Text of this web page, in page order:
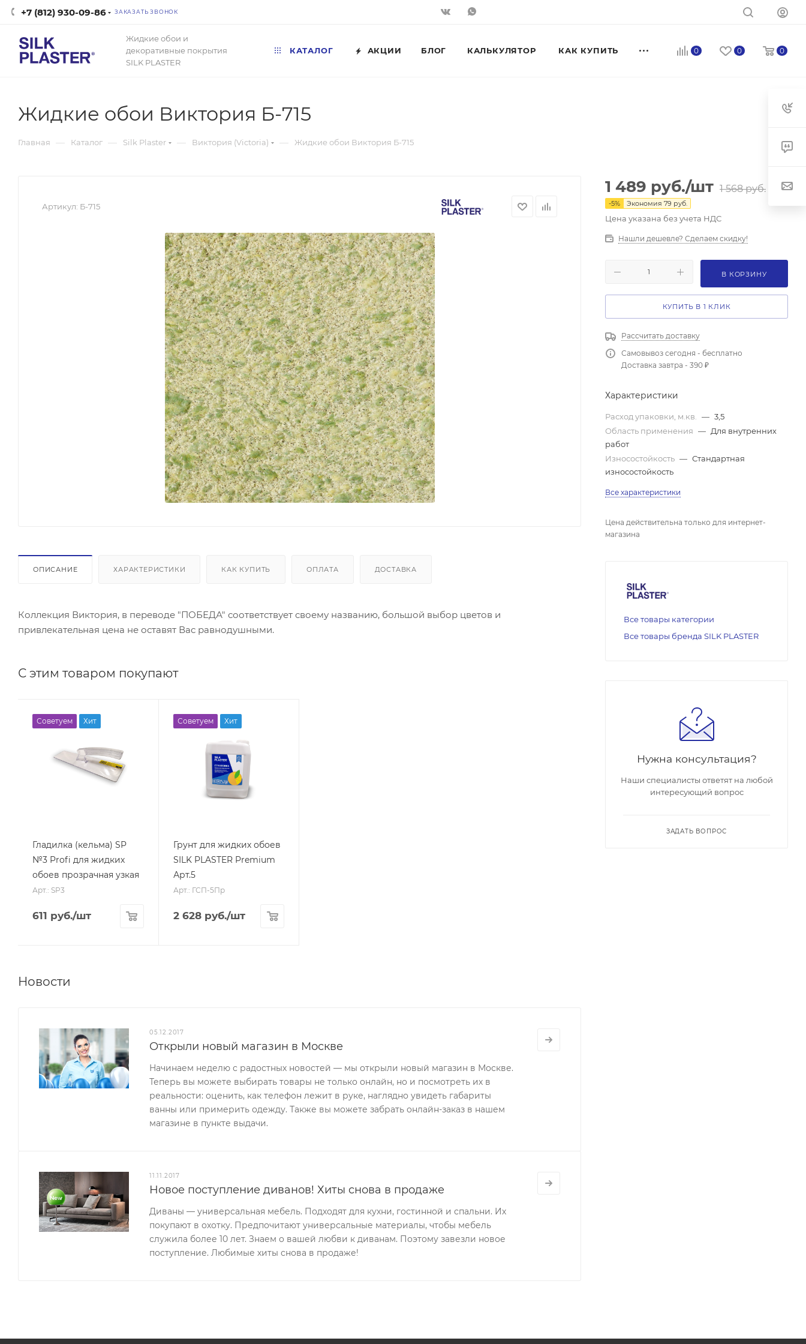
+7 (812) 930-09-86 ЗАКАЗАТЬ ЗВОНОК
0 0 0
Жидкие обои и
декоративные покрытия
SILK PLASTER
КАТАЛОГ АКЦИИ БЛОГ КАЛЬКУЛЯТОР КАК КУПИТЬ
Жидкие обои Виктория Б-715
Главная — Каталог — Silk Plaster — Виктория (Victoria) — Жидкие обои Виктория Б-715
Артикул: Б-715
ОПИСАНИЕ ХАРАКТЕРИСТИКИ КАК КУПИТЬ ОПЛАТА ДОСТАВКА
Коллекция Виктория, в переводе "ПОБЕДА" соответствует своему названию, большой выбор цветов и
привлекательная цена не оставят Вас равнодушными.
С этим товаром покупают
Советуем Хит
Гладилка (кельма) SP
№3 Profi для жидких
обоев прозрачная узкая
Арт.: SP3
611 руб./шт
Советуем Хит
Грунт для жидких обоев
SILK PLASTER Premium
Арт.5
Арт.: ГСП-5Пр
2 628руб./шт
Новости
05.12.2017
Открыли новый магазин в Москве
Начинаем неделю с радостных новостей — мы открыли новый магазин в Москве.
Теперь вы можете выбирать товары не только онлайн, но и посмотреть их в
реальности: оценить, как телефон лежит в руке, наглядно увидеть габариты
ванны или примерить одежду. Также вы можете забрать онлайн-заказ в нашем
магазине в пункте выдачи.
11.11.2017
Новое поступление диванов! Хиты снова в продаже
Диваны — универсальная мебель. Подходят для кухни, гостинной и спальни. Их
покупают в охотку. Предпочитают универсальные материалы, чтобы мебель
служила более 10 лет. Знаем о вашей любви к диванам. Поэтому завезли новое
поступление. Любимые хиты снова в продаже!
1 489 руб./шт 1 568руб.
-5% Экономия 79 руб.
Цена указана без учета НДС
Нашли дешевле? Сделаем скидку!
В КОРЗИНУ
КУПИТЬ В 1 КЛИК
Рассчитать доставку
Самовывоз сегодня - бесплатно
Доставка завтра - 390 ₽
Характеристики
Расход упаковки, м.кв. — 3,5
Область применения — Для внутренних
работ
Износостойкость — Стандартная
износостойкость
Все характеристики
Цена действительна только для интернет-
магазина
Все товары категории
Все товары бренда SILK PLASTER
Нужна консультация?
Наши специалисты ответят на любой
интересующий вопрос
ЗАДАТЬ ВОПРОС